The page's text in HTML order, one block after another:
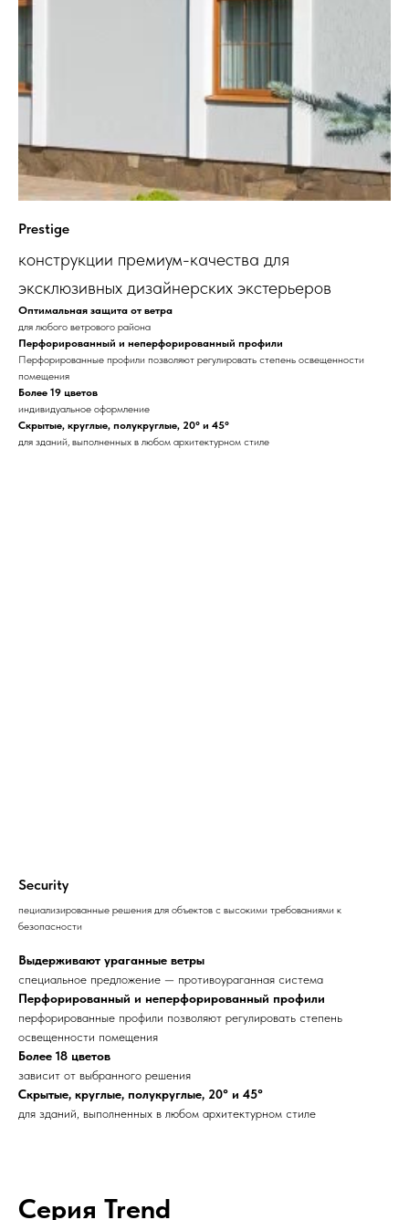
Prestige
конструкции премиум-качества для
эксклюзивных дизайнерских экстерьеров
Оптимальная защита от ветра
для любого ветрового района
Перфорированный и неперфорированный профили
Перфорированные профили позволяют регулировать степень освещенности
помещения
Более 19 цветов
индивидуальное оформление
Скрытые, круглые, полукруглые, 20° и 45°
для зданий, выполненных в любом архитектурном стиле
Security
пециализированные решения для объектов с высокими требованиями к
безопасности
Выдерживают ураганные ветры
специальное предложение — противоураганная система
Перфорированный и неперфорированный профили
перфорированные профили позволяют регулировать степень
освещенности помещения
Более 18 цветов
зависит от выбранного решения
Скрытые, круглые, полукруглые, 20° и 45°
для зданий, выполненных в любом архитектурном стиле
Серия Trend